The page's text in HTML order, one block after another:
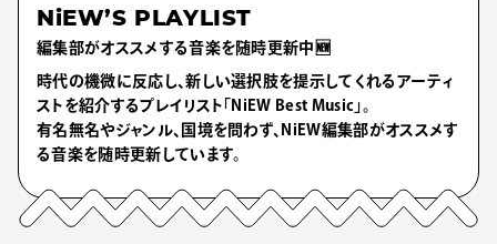
NiEW’S PLAYLIST
編集部がオススメする音楽を随時更新中🆕
時代の機微に反応し、新しい選択肢を提示してくれるアーティ
ストを紹介するプレイリスト「NiEW Best Music」。
有名無名やジャンル、国境を問わず、NiEW編集部がオススメす
る音楽を随時更新しています。